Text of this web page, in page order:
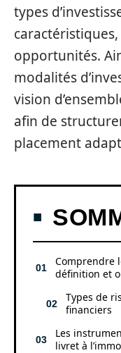
types
opportunités.
modalités
vision
afin de
placement
Comprendre
définition et
Types de
financiers
Les
livret à